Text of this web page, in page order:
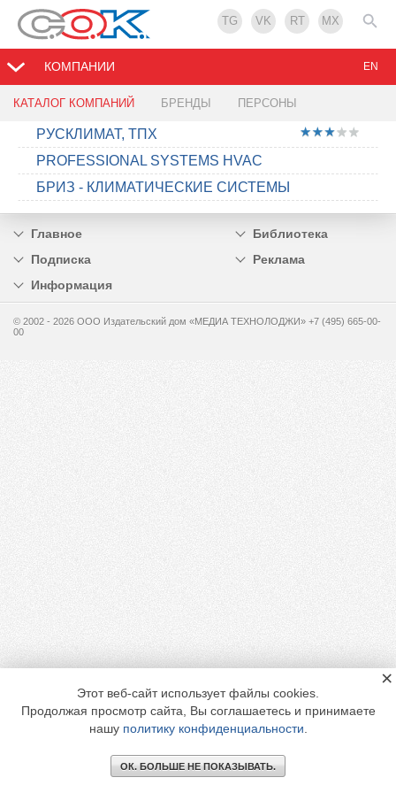
TG VK RT MX
КОМПАНИИ
КАТАЛОГ КОМПАНИЙ БРЕНДЫ ПЕРСОНЫ
EN
РУСКЛИМАТ, ТПХ
PROFESSIONAL SYSTEMS HVAC
БРИЗ - КЛИМАТИЧЕСКИЕ СИСТЕМЫ
Главное
Библиотека
Подписка
Реклама
Информация
© 2002 - 2026 OOO Издательский дом «МЕДИА ТЕХНОЛОДЖИ» +7 (495) 665-00-
00
Этот веб-сайт использует файлы cookies.
Продолжая просмотр сайта, Вы соглашаетесь и принимаете
нашу политику конфиденциальности
ОК. БОЛЬШЕ НЕ ПОКАЗЫВАТЬ.
×